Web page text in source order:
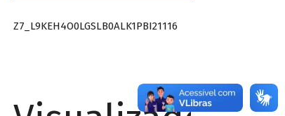
Z7_L9KEH4O0LGSLB0ALK1PBI21116